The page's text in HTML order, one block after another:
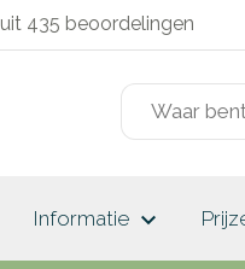
uit 435 beoordelingen
Informatie keyboard_arrow_down